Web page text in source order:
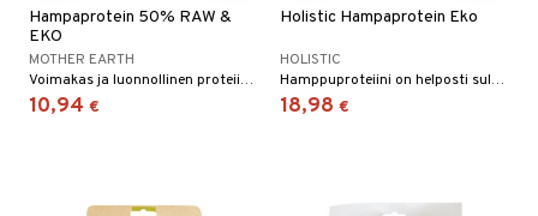
Hampaprotein 50% RAW &
EKO
MOTHER EARTH
Voimakas ja luonnollinen proteiinitiiviste (50%) hampunsiemenistä.
10,94 €
Holistic Hampaprotein Eko
HOLISTIC
Hamppuproteiini on helposti sulava, kasvipohjainen proteiini, joka sisältää kaikkia välttämättömiä aminohappoja.
18,98 €